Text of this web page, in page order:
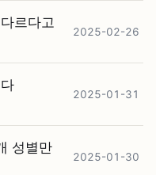
르다고
2025-02-26
2025-01-31
성별만
2025-01-30